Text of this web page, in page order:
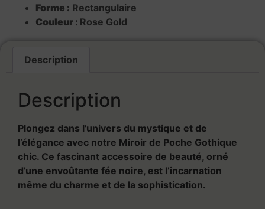
Forme : Rectangulaire
Couleur : Rose Gold
Description
Description
Plongez dans l’univers du mystique et de
l’élégance avec notre Miroir de Poche Gothique
chic. Ce fascinant accessoire de beauté, orné
d’une envoûtante fée noire, est l’incarnation
même du charme et de la sophistication.